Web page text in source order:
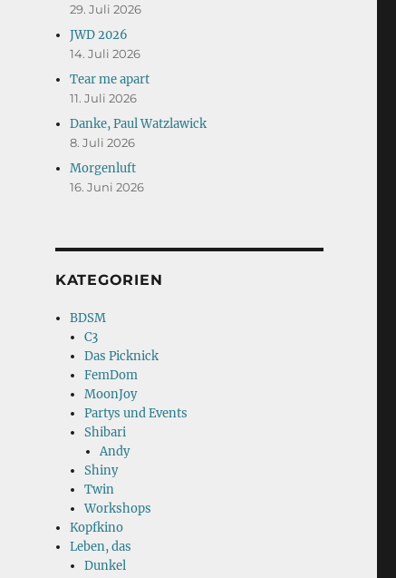
29. Juli 2026
JWD 2026
14. Juli 2026
Tear me apart
11. Juli 2026
Danke, Paul Watzlawick
8. Juli 2026
Morgenluft
16. Juni 2026
KATEGORIEN
BDSM
C3
Das Picknick
FemDom
MoonJoy
Partys und Events
Shibari
Andy
Shiny
Twin
Workshops
Kopfkino
Leben, das
Dunkel